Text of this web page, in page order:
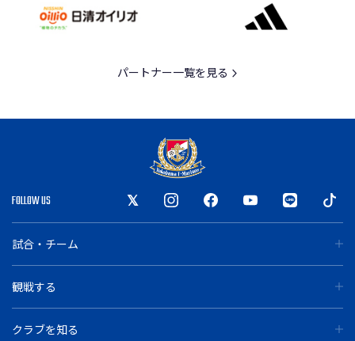
パートナー一覧を見る
FOLLOW US
試合・チーム
観戦する
クラブを知る